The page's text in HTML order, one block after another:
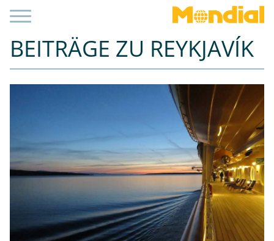
BEITRÄGE ZU REYKJAVÍK